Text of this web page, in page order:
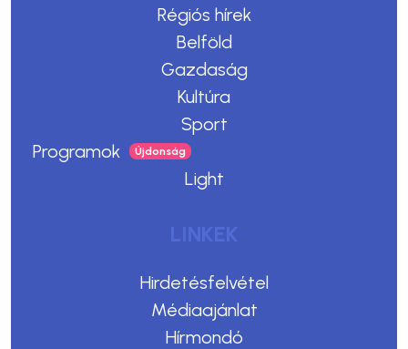
Régiós hírek
Belföld
Gazdaság
Kultúra
Sport
Programok
Light
LINKEK
Hirdetésfelvétel
Médiaajánlat
Hírmondó